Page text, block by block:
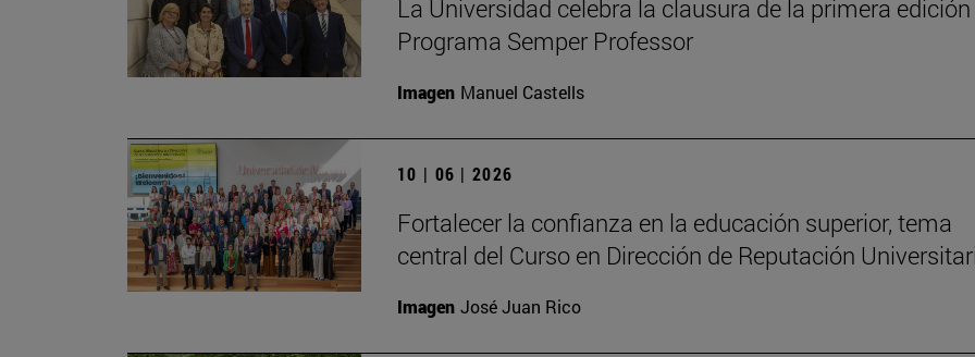
La Universidad celebra la clausura de la primera
Programa Semper Professor
Imagen Manuel Castells
10 | 06 | 2026
Fortalecer la confianza en la educación superior, tema
central del Curso en Dirección de Reputación
Imagen José Juan Rico